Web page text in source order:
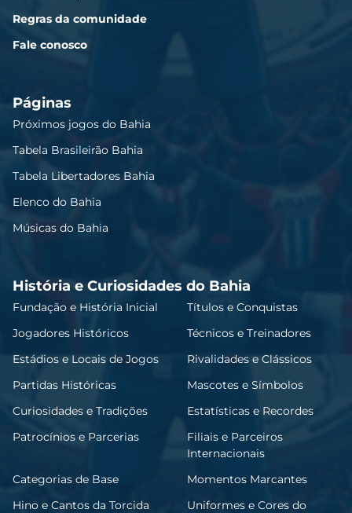
Regras da comunidade
Fale conosco
Páginas
Próximos jogos do Bahia
Tabela Brasileirão Bahia
Tabela Libertadores Bahia
Elenco do Bahia
Músicas do Bahia
História e Curiosidades do Bahia
Fundação e História Inicial
Títulos e Conquistas
Jogadores Históricos
Técnicos e Treinadores
Estádios e Locais de Jogos
Rivalidades e Clássicos
Partidas Históricas
Mascotes e Símbolos
Curiosidades e Tradições
Estatísticas e Recordes
Patrocínios e Parcerias
Filiais e Parceiros
Internacionais
Categorias de Base
Momentos Marcantes
Hino e Cantos da Torcida
Uniformes e Cores do